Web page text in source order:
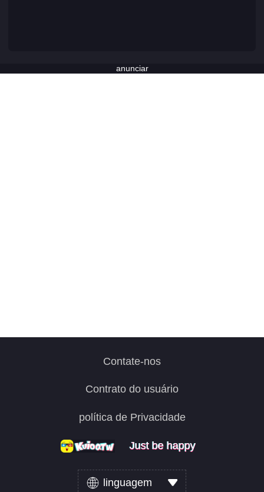
anunciar
Contate-nos
Contrato do usuário
política de Privacidade
Just be happy
Just be happy
Just be happy
linguagem